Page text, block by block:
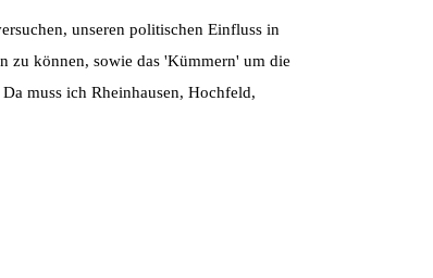
unseren politischen Einfluss in
zu können, sowie das 'Kümmern' um die
muss ich Rheinhausen, Hochfeld,